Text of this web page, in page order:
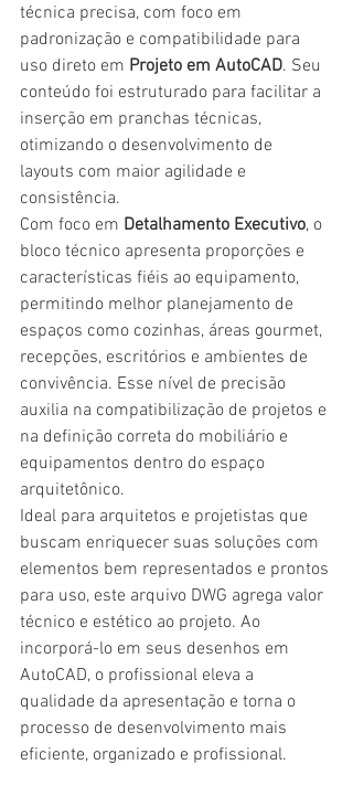
técnica precisa, com foco em
padronização e compatibilidade para
uso direto em Projeto em AutoCAD. Seu
conteúdo foi estruturado para facilitar a
inserção em pranchas técnicas,
otimizando o desenvolvimento de
layouts com maior agilidade e
consistência.
Com foco em Detalhamento Executivo, o
bloco técnico apresenta proporções e
características fiéis ao equipamento,
permitindo melhor planejamento de
espaços como cozinhas, áreas gourmet,
recepções, escritórios e ambientes de
convivência. Esse nível de precisão
auxilia na compatibilização de projetos e
na definição correta do mobiliário e
equipamentos dentro do espaço
arquitetônico.
Ideal para arquitetos e projetistas que
buscam enriquecer suas soluções com
elementos bem representados e prontos
para uso, este arquivo DWG agrega valor
técnico e estético ao projeto. Ao
incorporá-lo em seus desenhos em
AutoCAD, o profissional eleva a
qualidade da apresentação e torna o
processo de desenvolvimento mais
eficiente, organizado e profissional.